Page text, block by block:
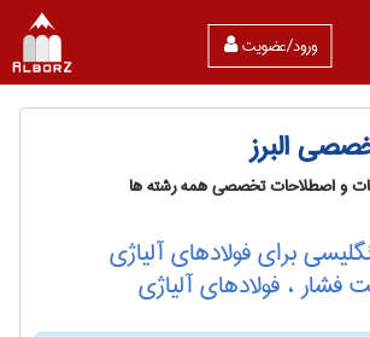
ورود/عضویت
البرز
و اصطلاحات تخصصی همه رشته ها
برای فولادهای آلیاژی
فشار ، فولادهای آلیاژی